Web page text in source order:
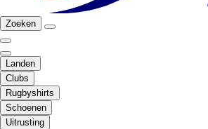
Zoeken
Landen
Clubs
Rugbyshirts
Schoenen
Uitrusting